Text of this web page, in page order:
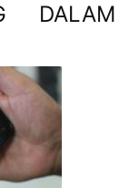
DALAM